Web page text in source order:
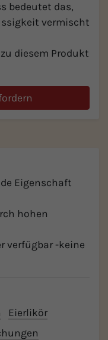
bedeutet das,
vermischt
diesem Produkt
Eigenschaft
hohen
verfügbar -keine
Eierlikör